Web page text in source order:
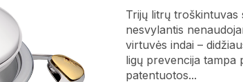
Trijų litrų
nesvylantis
virtuvės indai –
ligų prevencija tampa
patentuotos...